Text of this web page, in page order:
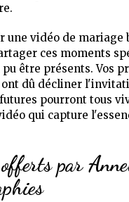
une vidéo de mariage
ces moments
être présents. Vos
dû décliner
pourront tous
qui capture
par